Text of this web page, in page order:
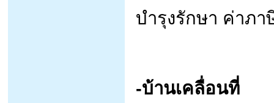
บำรุงรักษา ค่าภา
-บ้านเคลื่อนที่